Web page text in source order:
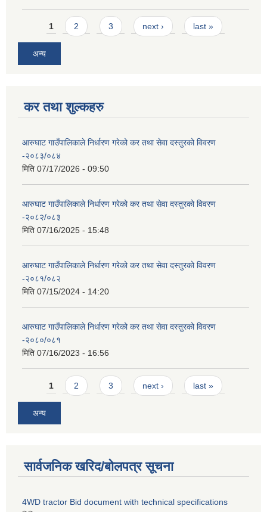
Pages
1 2 3 next › last »
अन्य
कर तथा शुल्कहरु
आरुघाट गाउँपालिकाले निर्धारण गरेको कर तथा सेवा दस्तुरको विवरण
-२०८३/०८४
मिति 07/17/2026 - 09:50
आरुघाट गाउँपालिकाले निर्धारण गरेको कर तथा सेवा दस्तुरको विवरण
-२०८२/०८३
मिति 07/16/2025 - 15:48
आरुघाट गाउँपालिकाले निर्धारण गरेको कर तथा सेवा दस्तुरको विवरण
-२०८१/०८२
मिति 07/15/2024 - 14:20
आरुघाट गाउँपालिकाले निर्धारण गरेको कर तथा सेवा दस्तुरको विवरण
-२०८०/०८१
मिति 07/16/2023 - 16:56
Pages
1 2 3 next › last »
अन्य
सार्वजनिक खरिद/बोलपत्र सूचना
4WD tractor Bid document with technical specifications